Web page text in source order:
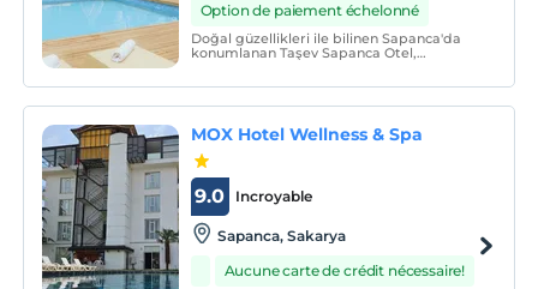
Option de paiement échelonné
Doğal güzellikleri ile bilinen Sapanca'da
konumlanan Taşev Sapanca Otel,
MOX Hotel Wellness & Spa
Incroyable
9.0
Sapanca, Sakarya
Aucune carte de crédit nécessaire!